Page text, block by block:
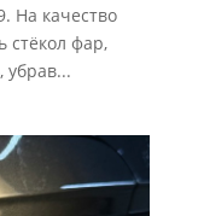
На качество
стёкол фар,